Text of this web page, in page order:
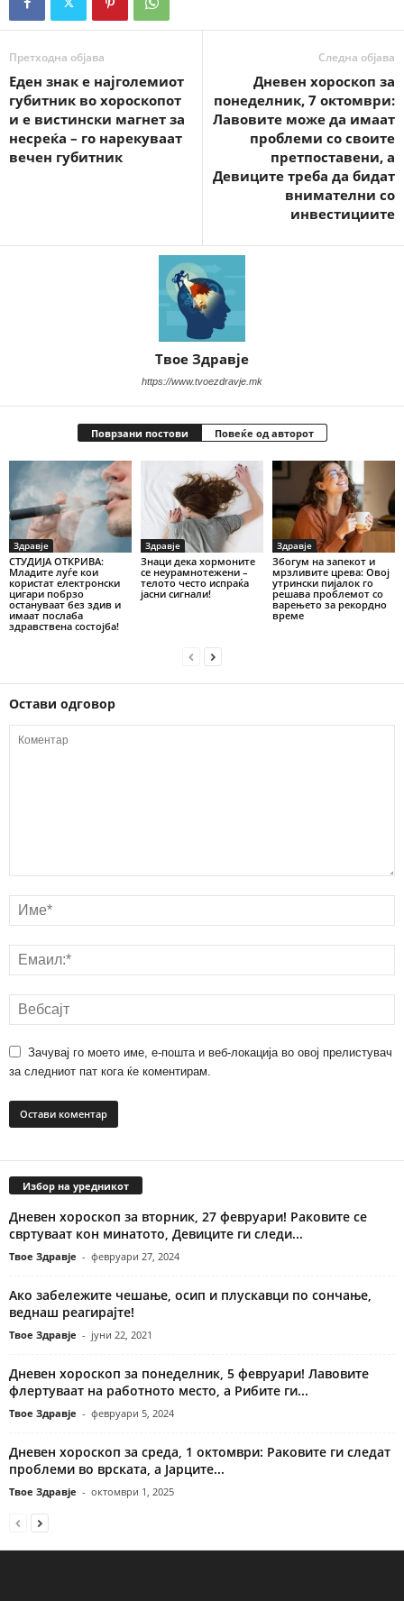
Претходна објава
Еден знак е најголемиот
губитник во хороскопот
и е вистински магнет за
несреќа – го нарекуваат
вечен губитник
Следна објава
Дневен хороскоп за
понеделник, 7 октомври:
Лавовите може да имаат
проблеми со своите
претпоставени, а
Девиците треба да бидат
внимателни со
инвестициите
Твое Здравје
https://www.tvoezdravje.mk
Поврзани постови Повеќе од авторот
Здравје
СТУДИЈА ОТКРИВА:
Младите луѓе кои
користат електронски
цигари побрзо
остануваат без здив и
имаат послаба
здравствена состојба!
Здравје
Знаци дека хормоните
се неурамнотежени –
телото често испраќа
јасни сигнали!
Здравје
Збогум на запекот и
мрзливите црева: Овој
утрински пијалок го
решава проблемот со
варењето за рекордно
време
Остави одговор
Зачувај го моето име, е-пошта и веб-локација во овој прелистувач
за следниот пат кога ќе коментирам.
Избор на уредникот
Дневен хороскоп за вторник, 27 февруари! Раковите се
свртуваат кон минатото, Девиците ги следи...
Твое Здравје - февруари 27, 2024
Ако забележите чешање, осип и плускавци по сончање,
веднаш реагирајте!
Твое Здравје - јуни 22, 2021
Дневен хороскоп за понеделник, 5 февруари! Лавовите
флертуваат на работното место, а Рибите ги...
Твое Здравје - февруари 5, 2024
Дневен хороскоп за среда, 1 октомври: Раковите ги следат
проблеми во врската, а Јарците...
Твое Здравје - октомври 1, 2025